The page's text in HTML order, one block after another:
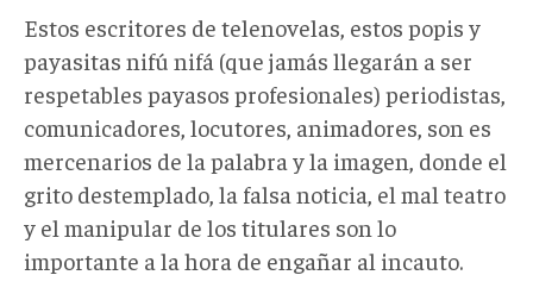
Estos escritores de telenovelas, estos popis y
payasitas nifú nifá (que jamás llegarán a ser
respetables payasos profesionales) periodistas,
comunicadores, locutores, animadores, son es
mercenarios de la palabra y la imagen, donde el
grito destemplado, la falsa noticia, el mal teatro
y el manipular de los titulares son lo
importante a la hora de engañar al incauto.